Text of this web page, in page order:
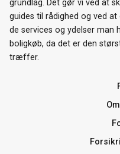
grundlag. Det gør vi ved at
guides til rådighed og ved
de services og ydelser man
boligkøb, da det er den
træffer.